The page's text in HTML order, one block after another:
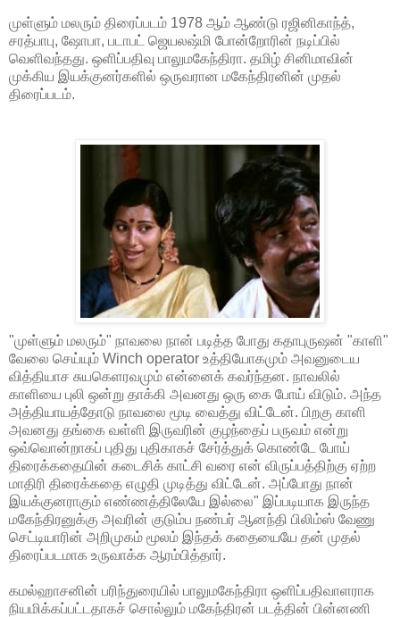
முள்ளும் மலரும் திரைப்படம் 1978 ஆம் ஆண்டு ரஜினிகாந்த்,
சரத்பாபு, ஷோபா, படாபட் ஜெயலஷ்மி போன்றோரின் நடிப்பில்
வெளிவந்தது. ஒளிப்பதிவு பாலுமகேந்திரா. தமிழ் சினிமாவின்
முக்கிய இயக்குனர்களில் ஒருவரான மகேந்திரனின் முதல்
திரைப்படம்.
"முள்ளும் மலரும்" நாவலை நான் படித்த போது கதாபுருஷன் "காளி"
வேலை செய்யும் Winch operator உத்தியோகமும் அவனுடைய
வித்தியாச சுயகெளரவமும் என்னைக் கவர்ந்தன. நாவலில்
காளியை புலி ஒன்று தாக்கி அவனது ஒரு கை போய் விடும். அந்த
அத்தியாயத்தோடு நாவலை மூடி வைத்து விட்டேன். பிறகு காளி
அவனது தங்கை வள்ளி இருவரின் குழந்தைப் பருவம் என்று
ஒவ்வொன்றாகப் புதிது புதிகாகச் சேர்த்துக் கொண்டே போய்
திரைக்கதையின் கடைசிக் காட்சி வரை என் விருப்பத்திற்கு ஏற்ற
மாதிரி திரைக்கதை எழுதி முடித்து விட்டேன். அப்போது நான்
இயக்குனராகும் எண்ணத்திலேயே இல்லை" இப்படியாக இருந்த
மகேந்திரனுக்கு அவரின் குடும்ப நண்பர் ஆனந்தி பிலிம்ஸ் வேணு
செட்டியாரின் அறிமுகம் மூலம் இந்தக் கதையையே தன் முதல்
திரைப்படமாக உருவாக்க ஆரம்பித்தார்.
கமல்ஹாசனின் பரிந்துரையில் பாலுமகேந்திரா ஒளிப்பதிவாளராக
நியமிக்கப்பட்டதாகச் சொல்லும் மகேந்திரன் படத்தின் பின்னணி